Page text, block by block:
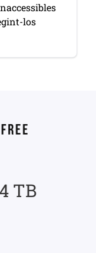
los
TB